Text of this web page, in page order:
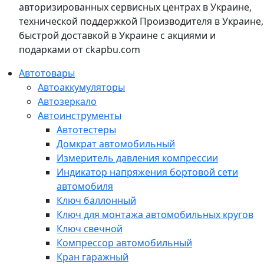
авторизированных сервисных центрах в Украине,
технической поддержкой Производителя в Украине,
быстрой доставкой в Украине с акциями и
подарками от ckapbu.com
Автотовары
Автоаккумуляторы
Автозеркало
Автоинструменты
Автотестеры
Домкрат автомобильный
Измеритель давления компрессии
Индикатор напряжения бортовой сети
автомобиля
Ключ баллонный
Ключ для монтажа автомобильных кругов
Ключ свечной
Компрессор автомобильный
Кран гаражный